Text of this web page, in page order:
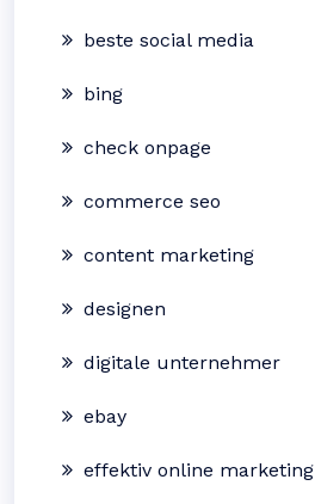
beste social media
bing
check onpage
commerce seo
content marketing
designen
digitale unternehmer
ebay
effektiv online marketing